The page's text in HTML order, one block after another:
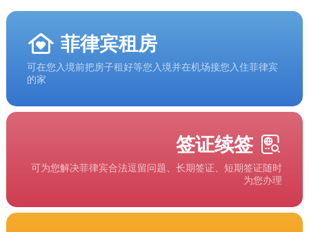
菲律宾租房
可在您入境前把房子租好等您入境并在机场接您入住菲律宾
的家
签证续签
可为您解决菲律宾合法逗留问题、长期签证、短期签证随时
为您办理